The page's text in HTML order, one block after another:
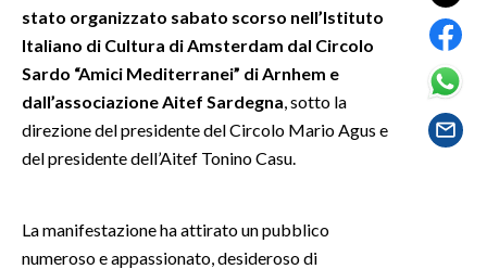
SPETTACOLI
GOSSIP
SARDEGNA TURISMO
SARDI NEL MONDO
NOTIZIE
stato organizzato sabato scorso nell’Istituto
Italiano di Cultura di Amsterdam dal Circolo
Sardo “Amici Mediterranei” di Arnhem e
dall’associazione Aitef Sardegna , sotto la
direzione del presidente del Circolo Mario Agus e
del presidente dell’Aitef Tonino Casu.
La manifestazione ha attirato un pubblico
numeroso e appassionato, desideroso di